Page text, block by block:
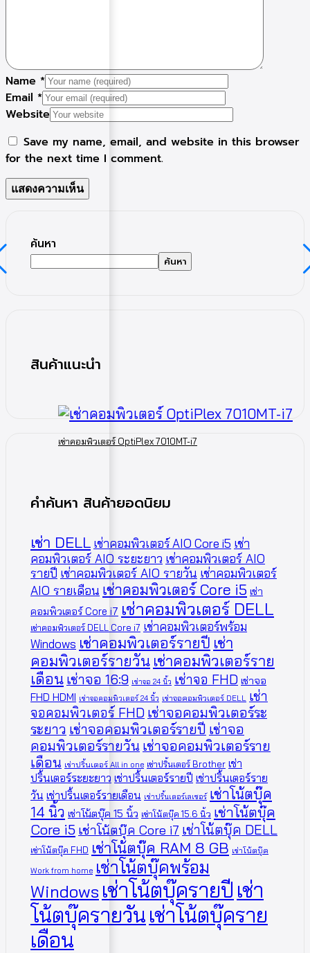
Name *
Email *
Website
Save my name, email, and website in this browser
for the next time I comment.
ค้นหา
ค้นหา
สินค้าแนะนำ
เช่าคอมพิวเตอร์ OptiPlex 7010MT-i7
คำค้นหา สินค้ายอดนิยม
เช่า DELL เช่าคอมพิวเตอร์ AIO Core i5 เช่า
คอมพิวเตอร์ AIO ระยะยาว เช่าคอมพิวเตอร์ AIO
รายปี เช่าคอมพิวเตอร์ AIO รายวัน เช่าคอมพิวเตอร์
AIO รายเดือน เช่าคอมพิวเตอร์ Core i5 เช่า
คอมพิวเตอร์ Core i7 เช่าคอมพิวเตอร์ DELL
เช่าคอมพิวเตอร์ DELL Core i7 เช่าคอมพิวเตอร์พร้อม
Windows เช่าคอมพิวเตอร์รายปี เช่า
คอมพิวเตอร์รายวัน เช่าคอมพิวเตอร์ราย
เดือน เช่าจอ 16:9 เช่าจอ 24 นิ้ว เช่าจอ FHD เช่าจอ
FHD HDMI เช่าจอคอมพิวเตอร์ 24 นิ้ว เช่าจอคอมพิวเตอร์ DELL
เช่า
จอคอมพิวเตอร์ FHD เช่าจอคอมพิวเตอร์ระ
ระยาว เช่าจอคอมพิวเตอร์รายปี เช่าจอ
คอมพิวเตอร์รายวัน เช่าจอคอมพิวเตอร์ราย
เดือน เช่าปริ้นเตอร์ All in one เช่าปริ้นเตอร์ Brother เช่า
ปริ้นเตอร์ระยะยาว เช่าปริ้นเตอร์รายปี เช่าปริ้นเตอร์ราย
วัน เช่าปริ้นเตอร์รายเดือน เช่าปริ้นเตอร์เลเซอร์ เช่าโน้ตบุ๊ค
14 นิ้ว เช่าโน้ตบุ๊ค 15 นิ้ว เช่าโน้ตบุ๊ค 15.6 นิ้ว เช่าโน้ตบุ๊ค
Core i5 เช่าโน้ตบุ๊ค Core i7 เช่าโน้ตบุ๊ค DELL
เช่าโน้ตบุ๊ค FHD เช่าโน้ตบุ๊ค RAM 8 GB เช่าโน้ตบุ๊ค
Work from home เช่าโน้ตบุ๊คพร้อม
Windows เช่าโน้ตบุ๊ครายปี เช่า
โน้ตบุ๊ครายวันเช่าโน้ตบุ๊คราย
เดือน